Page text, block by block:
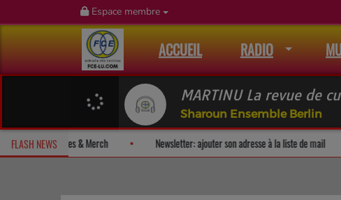
Espace membre
ACCUEIL RADIO
MARTINU La revue de
Sharoun Ensemble Berlin
FLASH NEWS
surprise! Fan Releases & Merch Newsletter: ajouter son adresse à